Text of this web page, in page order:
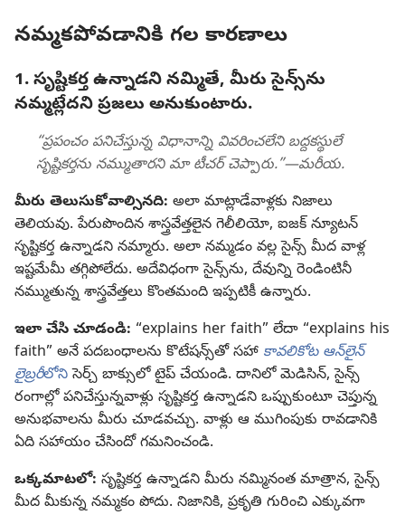
నమ్మకపోవడానికి గల కారణాలు
1. సృష్టికర్త ఉన్నాడని నమ్మితే, మీరు సైన్స్‌ను
నమ్మట్లేదని ప్రజలు అనుకుంటారు.
“ప్రపంచం పనిచేస్తున్న విధానాన్ని వివరించలేని బద్దకస్థులే
సృష్టికర్తను నమ్ముతారని మా టీచర్‌ చెప్పారు.”—మరీయ.
మీరు తెలుసుకోవాల్సినది: అలా మాట్లాడేవాళ్లకు నిజాలు
తెలియవు. పేరుపొందిన శాస్త్రవేత్తలైన గెలీలియో, ఐజక్‌ న్యూటన్‌
సృష్టికర్త ఉన్నాడని నమ్మారు. అలా నమ్మడం వల్ల సైన్స్‌ మీద వాళ్ల
ఇష్టమేమీ తగ్గిపోలేదు. అదేవిధంగా సైన్స్‌ను, దేవున్ని రెండింటినీ
నమ్ముతున్న శాస్త్రవేత్తలు కొంతమంది ఇప్పటికీ ఉన్నారు.
ఇలా చేసి చూడండి: “explains her faith” లేదా “explains his
faith” అనే పదబంధాలను కొటేషన్స్‌తో సహా కావలికోట ఆన్‌లైన్‌
లైబ్రరీలోనిసెర్చ్‌ బాక్సులో టైప్‌ చేయండి. దానిలో మెడిసిన్‌, సైన్స్‌
రంగాల్లో పనిచేస్తున్నవాళ్లు సృష్టికర్త ఉన్నాడని ఒప్పుకుంటూ చెప్తున్న
అనుభవాలను మీరు చూడవచ్చు. వాళ్లు ఆ ముగింపుకు రావడానికి
ఏది సహాయం చేసిందో గమనించండి.
ఒక్కమాటలో: సృష్టికర్త ఉన్నాడని మీరు నమ్మినంత మాత్రాన, సైన్స్‌
మీద మీకున్న నమ్మకం పోదు. నిజానికి, ప్రకృతి గురించి ఎక్కువగా